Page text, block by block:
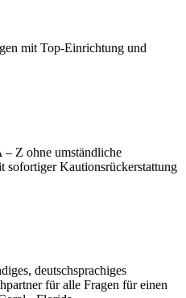
mit Top-Einrichtung und
Z ohne umständliche
Kautionsrückerstattung
deutschsprachiges
für alle Fragen für einen